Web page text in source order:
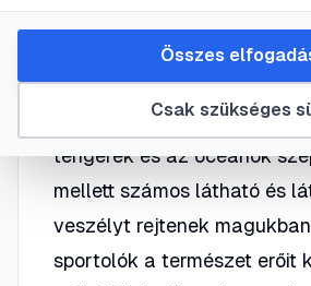
Bár testünk kilencven
alkotja, a természet az
víz alatti életre tervezte. A
tengerek és az óceánok
mellett számos látható és
veszélyt rejtenek
sportolók a természet erőit
Csak szükséges
Összes